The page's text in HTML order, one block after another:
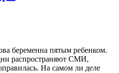
беременна пятым ребенком.
распространяют СМИ,
На самом ли деле